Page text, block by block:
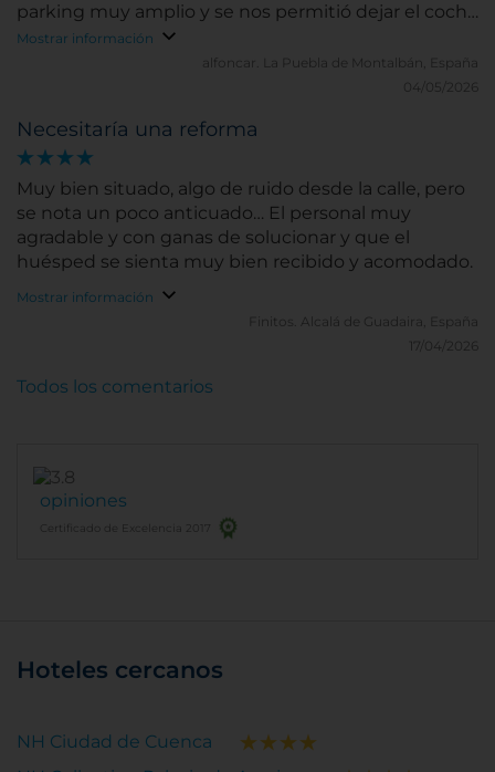
parking muy amplio y se nos permitió dejar el coche
unas horas después de hacer el checkout. El
desayuno, como siempre, fenomenal.
Mostrar información
alfoncar.
La Puebla de Montalbán, España
04/05/2026
Necesitaría una reforma
Muy bien situado, algo de ruido desde la calle, pero
se nota un poco anticuado… El personal muy
agradable y con ganas de solucionar y que el
huésped se sienta muy bien recibido y acomodado.
Mostrar información
Finitos. Alcalá de Guadaira, España
17/04/2026
opiniones
Certificado de Excelencia 2017
Todos los comentarios
Hoteles cercanos
NH Ciudad de Cuenca